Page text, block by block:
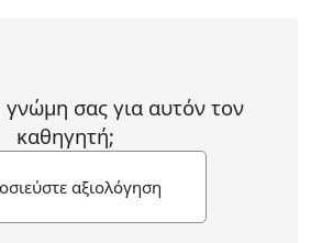
γνώμη σας για αυτόν τον
καθηγητή;
αξιολόγηση